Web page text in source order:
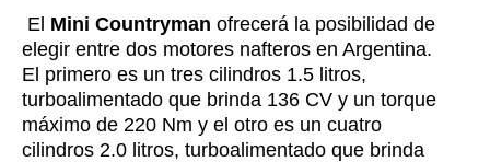
El Mini Countryman ofrecerá la posibilidad de
elegir entre dos motores nafteros en Argentina.
El primero es un tres cilindros 1.5 litros,
turboalimentado que brinda 136 CV y un torque
máximo de 220 Nm y el otro es un cuatro
cilindros 2.0 litros, turboalimentado que brinda